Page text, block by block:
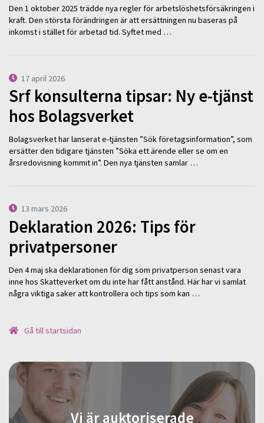
Den 1 oktober 2025 trädde nya regler för arbetslöshetsförsäkringen i
kraft. Den största förändringen är att ersättningen nu baseras på
inkomst i stället för arbetad tid. Syftet med …
17 april 2026
Srf konsulterna tipsar: Ny e-tjänst
hos Bolagsverket
Bolagsverket har lanserat e-tjänsten ”Sök företagsinformation”, som
ersätter den tidigare tjänsten ”Söka ett ärende eller se om en
årsredovisning kommit in”. Den nya tjänsten samlar …
13 mars 2026
Deklaration 2026: Tips för
privatpersoner
Den 4 maj ska deklarationen för dig som privatperson senast vara
inne hos Skatteverket om du inte har fått anstånd. Här har vi samlat
några viktiga saker att kontrollera och tips som kan …
Gå till startsidan
Vi är auktoriserade